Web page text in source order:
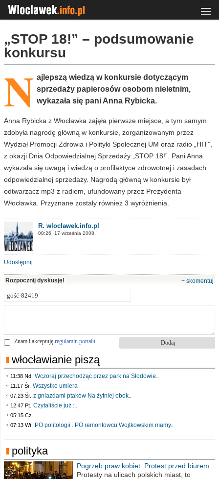
„STOP 18!” – podsumowanie
konkursu
N ajlepszą wiedzą w konkursie dotyczącym
sprzedaży papierosów osobom nieletnim,
wykazała się pani Anna Rybicka.
Anna Rybicka z Włocławka zajęła pierwsze miejsce, a tym samym
zdobyła nagrodę główną w konkursie, zorganizowanym przez
Wydział Promocji Zdrowia i Polityki Społecznej UM oraz radio „HIT”,
z okazji Dnia Odpowiedzialnej Sprzedaży „STOP 18!”. Pani Anna
wykazała się uwagą i wiedzą o profilaktyce zdrowotnej i zasadach
odpowiedzialnej sprzedaży. Nagrodą główną w konkursie był
odtwarzacz mp3 z radiem, ufundowany przez Prezydenta
Włocławka. Przyznane zostały również 3 wyróżnienia.
R. wloclawek.info.pl
08:26, 17 września 2008
Udostępnij
Rozpocznij dyskusję! + skomentuj
Znam i akceptuję regulamin portalu
włocławianie piszą
11:38 Nd. Wczoraj przechodząc przez park na Słodowie..
11:17 Śr. Wszystko umiera
07:23 Śr. z gniazdami ptaków Na żytniej obok..
12:47 Pt. Czytaliście już :..
05:15 Cz. ..
07:13 Wt. PO politologii . PO remontowcu Wojtkowskim mamy..
polityka
Pogrzeb praw kobiet. Protest przed biurem
poselskim PiS
Protesty na ulicach polskich miast, to